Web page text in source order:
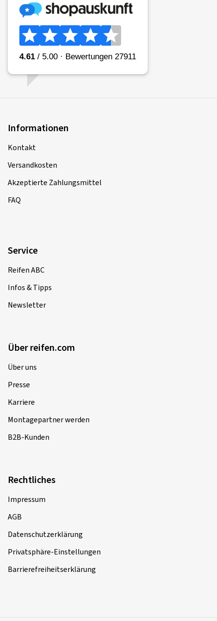
Informationen
Kontakt
Versandkosten
Akzeptierte Zahlungsmittel
FAQ
Service
Reifen ABC
Infos & Tipps
Newsletter
Über reifen.com
Über uns
Presse
Karriere
Montagepartner werden
B2B-Kunden
Rechtliches
Impressum
AGB
Datenschutzerklärung
Privatsphäre-Einstellungen
Barrierefreiheitserklärung